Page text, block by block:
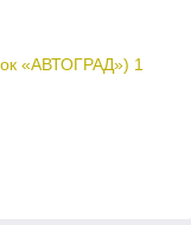
«АВТОГРАД») 1